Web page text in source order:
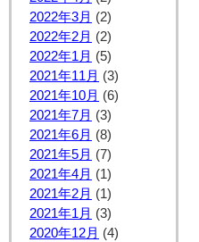
2022年3月 (2)
2022年2月 (2)
2022年1月 (5)
2021年11月 (3)
2021年10月 (6)
2021年7月 (3)
2021年6月 (8)
2021年5月 (7)
2021年4月 (1)
2021年2月 (1)
2021年1月 (3)
2020年12月 (4)